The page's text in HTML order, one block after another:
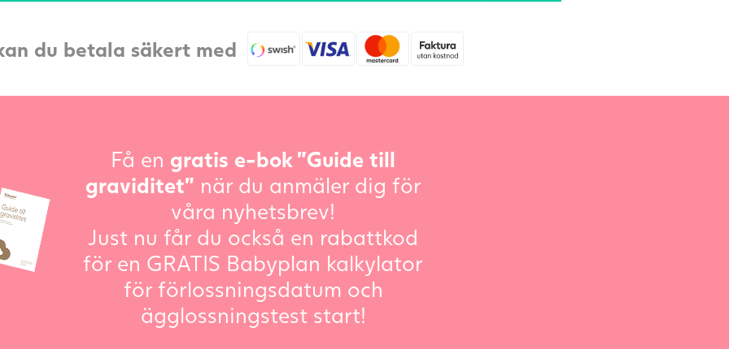
du betala säkert med
Få en gratis e-bok ”Guide till
graviditet” när du anmäler dig för
våra nyhetsbrev!
Just nu får du också en rabattkod
för en GRATIS Babyplan kalkylator
för förlossningsdatum och
ägglossningstest start!